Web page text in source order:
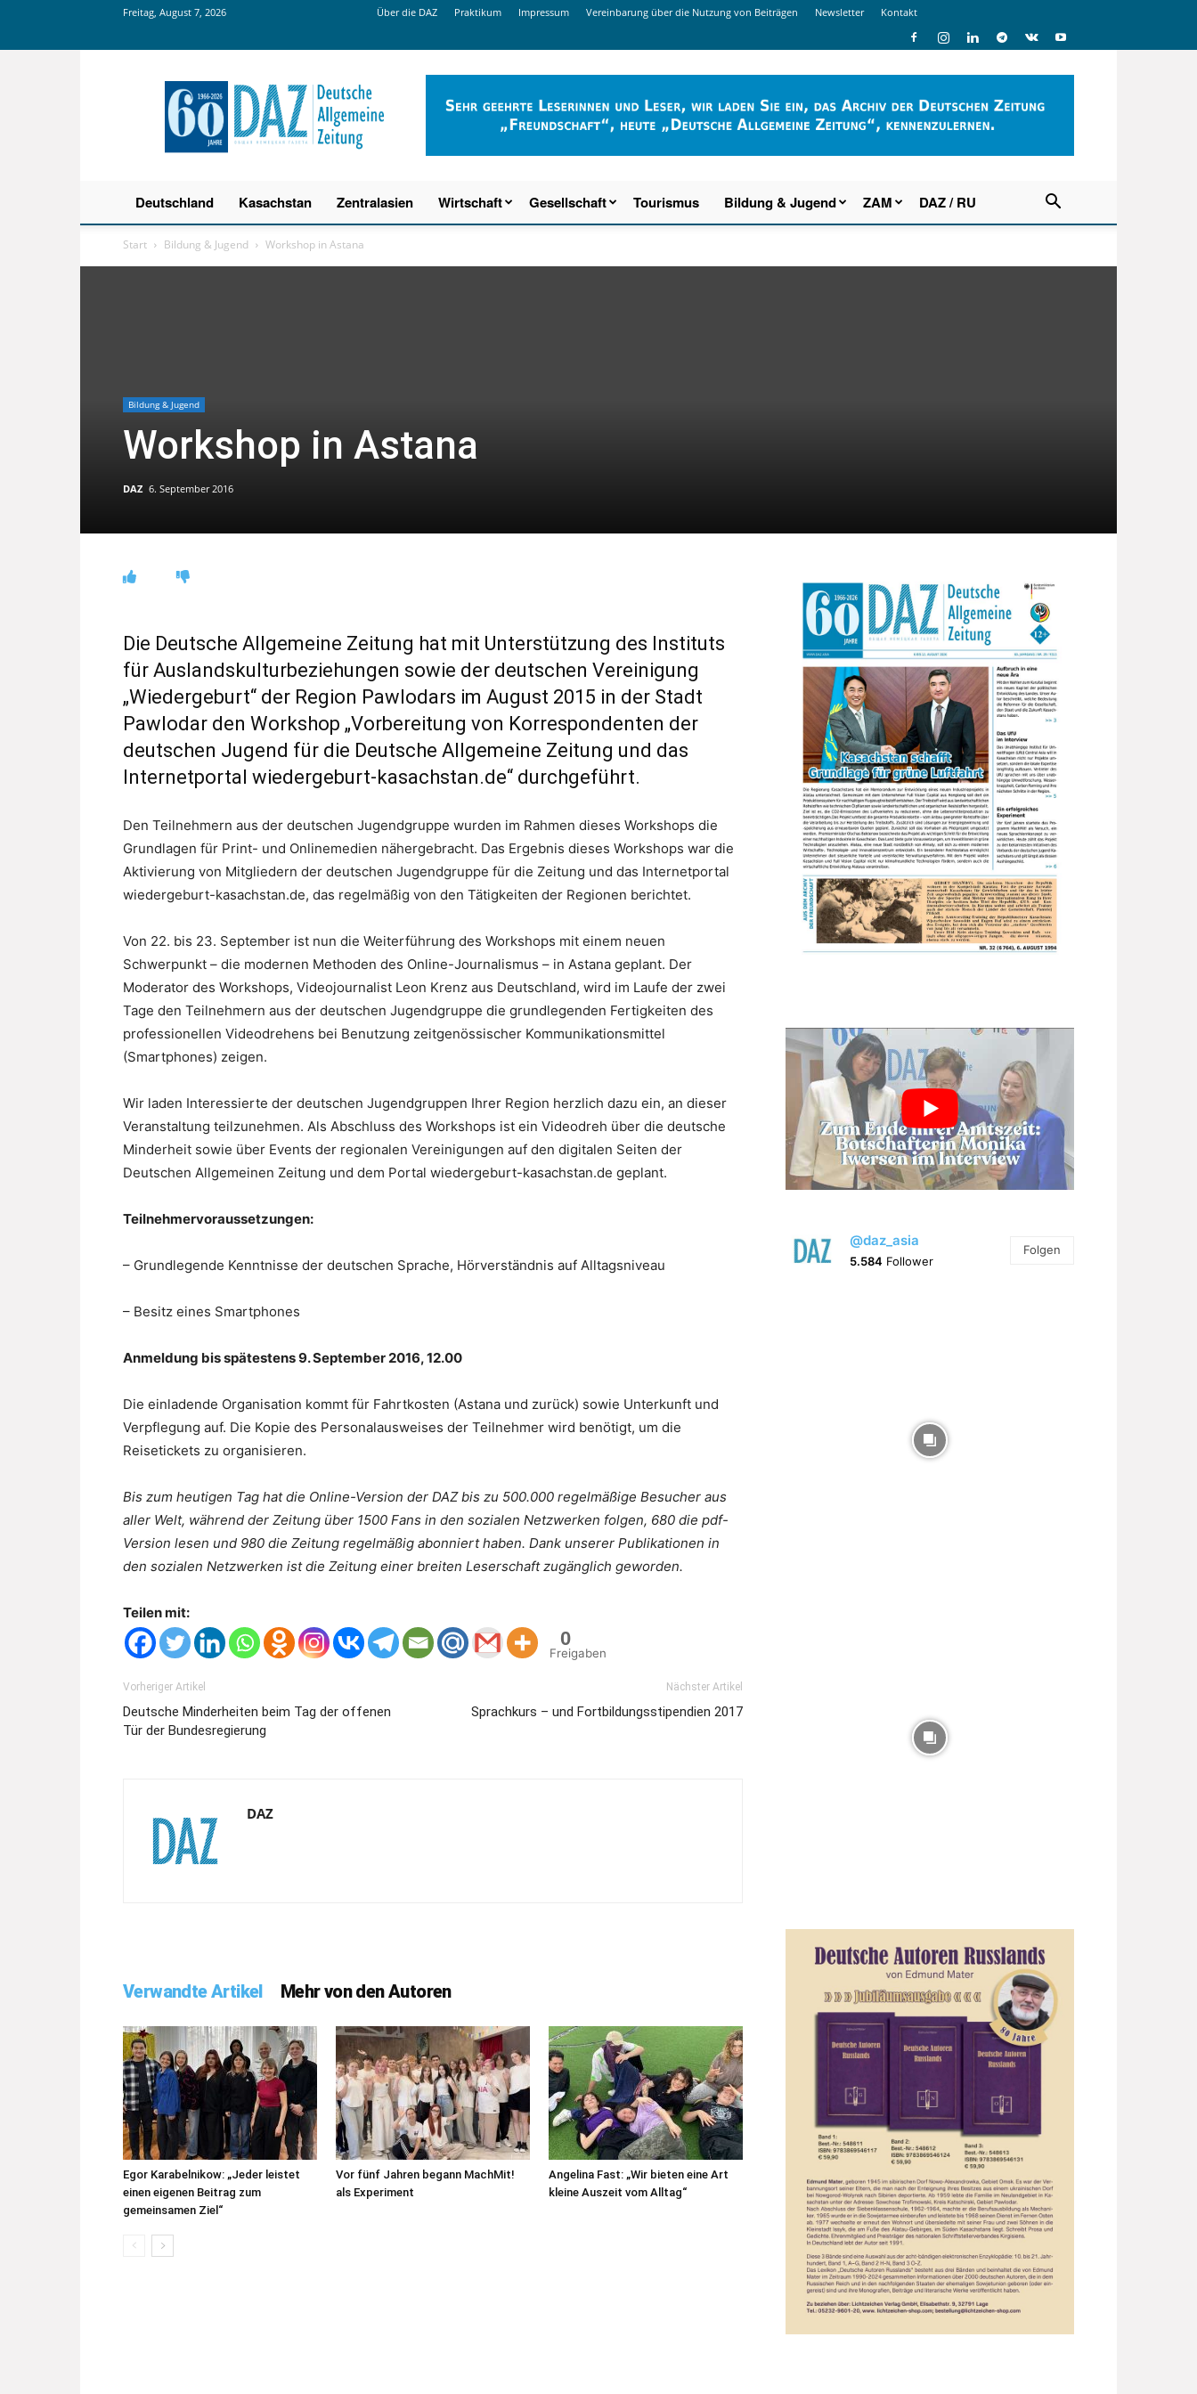
Freitag, August 7, 2026 Über die DAZ Praktikum Impressum Vereinbarung über die Nutzung von Beiträgen Newsletter Kontakt
Deutsche
Allgemeine
Zeitung
Deutschland Kasachstan Zentralasien Wirtschaft Gesellschaft Tourismus Bildung & Jugend ZAM DAZ / RU
Start Bildung & Jugend Workshop in Astana
Bildung & Jugend
Workshop in Astana
DAZ 6. September 2016
Die Deutsche Allgemeine Zeitung hat mit Unterstützung des Instituts
für Auslandskulturbeziehungen sowie der deutschen Vereinigung
„Wiedergeburt“ der Region Pawlodars im August 2015 in der Stadt
Pawlodar den Workshop „Vorbereitung von Korrespondenten der
deutschen Jugend für die Deutsche Allgemeine Zeitung und das
Internetportal wiedergeburt-kasachstan.de“ durchgeführt.
Den Teilnehmern aus der deutschen Jugendgruppe wurden im Rahmen dieses Workshops die
Grundlagen für Print- und Onlinemedien nähergebracht. Das Ergebnis dieses Workshops war die
Aktivierung von Mitgliedern der deutschen Jugendgruppe für die Zeitung und das Internetportal
wiedergeburt-kasachstan.de, das regelmäßig von den Tätigkeiten der Regionen berichtet.
Von 22. bis 23. September ist nun die Weiterführung des Workshops mit einem neuen
Schwerpunkt – die modernen Methoden des Online-Journalismus – in Astana geplant. Der
Moderator des Workshops, Videojournalist Leon Krenz aus Deutschland, wird im Laufe der zwei
Tage den Teilnehmern aus der deutschen Jugendgruppe die grundlegenden Fertigkeiten des
professionellen Videodrehens bei Benutzung zeitgenössischer Kommunikationsmittel
(Smartphones) zeigen.
Wir laden Interessierte der deutschen Jugendgruppen Ihrer Region herzlich dazu ein, an dieser
Veranstaltung teilzunehmen. Als Abschluss des Workshops ist ein Videodreh über die deutsche
Minderheit sowie über Events der regionalen Vereinigungen auf den digitalen Seiten der
Deutschen Allgemeinen Zeitung und dem Portal wiedergeburt-kasachstan.de geplant.
Teilnehmervoraussetzungen:
– Grundlegende Kenntnisse der deutschen Sprache, Hörverständnis auf Alltagsniveau
– Besitz eines Smartphones
Anmeldung bis spätestens 9. September 2016, 12.00
Die einladende Organisation kommt für Fahrtkosten (Astana und zurück) sowie Unterkunft und
Verpflegung auf. Die Kopie des Personalausweises der Teilnehmer wird benötigt, um die
Reisetickets zu organisieren.
Bis zum heutigen Tag hat die Online-Version der DAZ bis zu 500.000 regelmäßige Besucher aus
aller Welt, während der Zeitung über 1500 Fans in den sozialen Netzwerken folgen, 680 die pdf-
Version lesen und 980 die Zeitung regelmäßig abonniert haben. Dank unserer Publikationen in
den sozialen Netzwerken ist die Zeitung einer breiten Leserschaft zugänglich geworden.​
Teilen mit:
0
Freigaben
Vorheriger Artikel
Deutsche Minderheiten beim Tag der offenen
Tür der Bundesregierung
Nächster Artikel
Sprachkurs – und Fortbildungsstipendien 2017
DAZ
Verwandte Artikel Mehr von den Autoren
Egor Karabelnikow: „Jeder leistet
einen eigenen Beitrag zum
gemeinsamen Ziel“
Vor fünf Jahren begann MachMit!
als Experiment
Angelina Fast: „Wir bieten eine Art
kleine Auszeit vom Alltag“
@daz_asia
5.584 Follower
Folgen